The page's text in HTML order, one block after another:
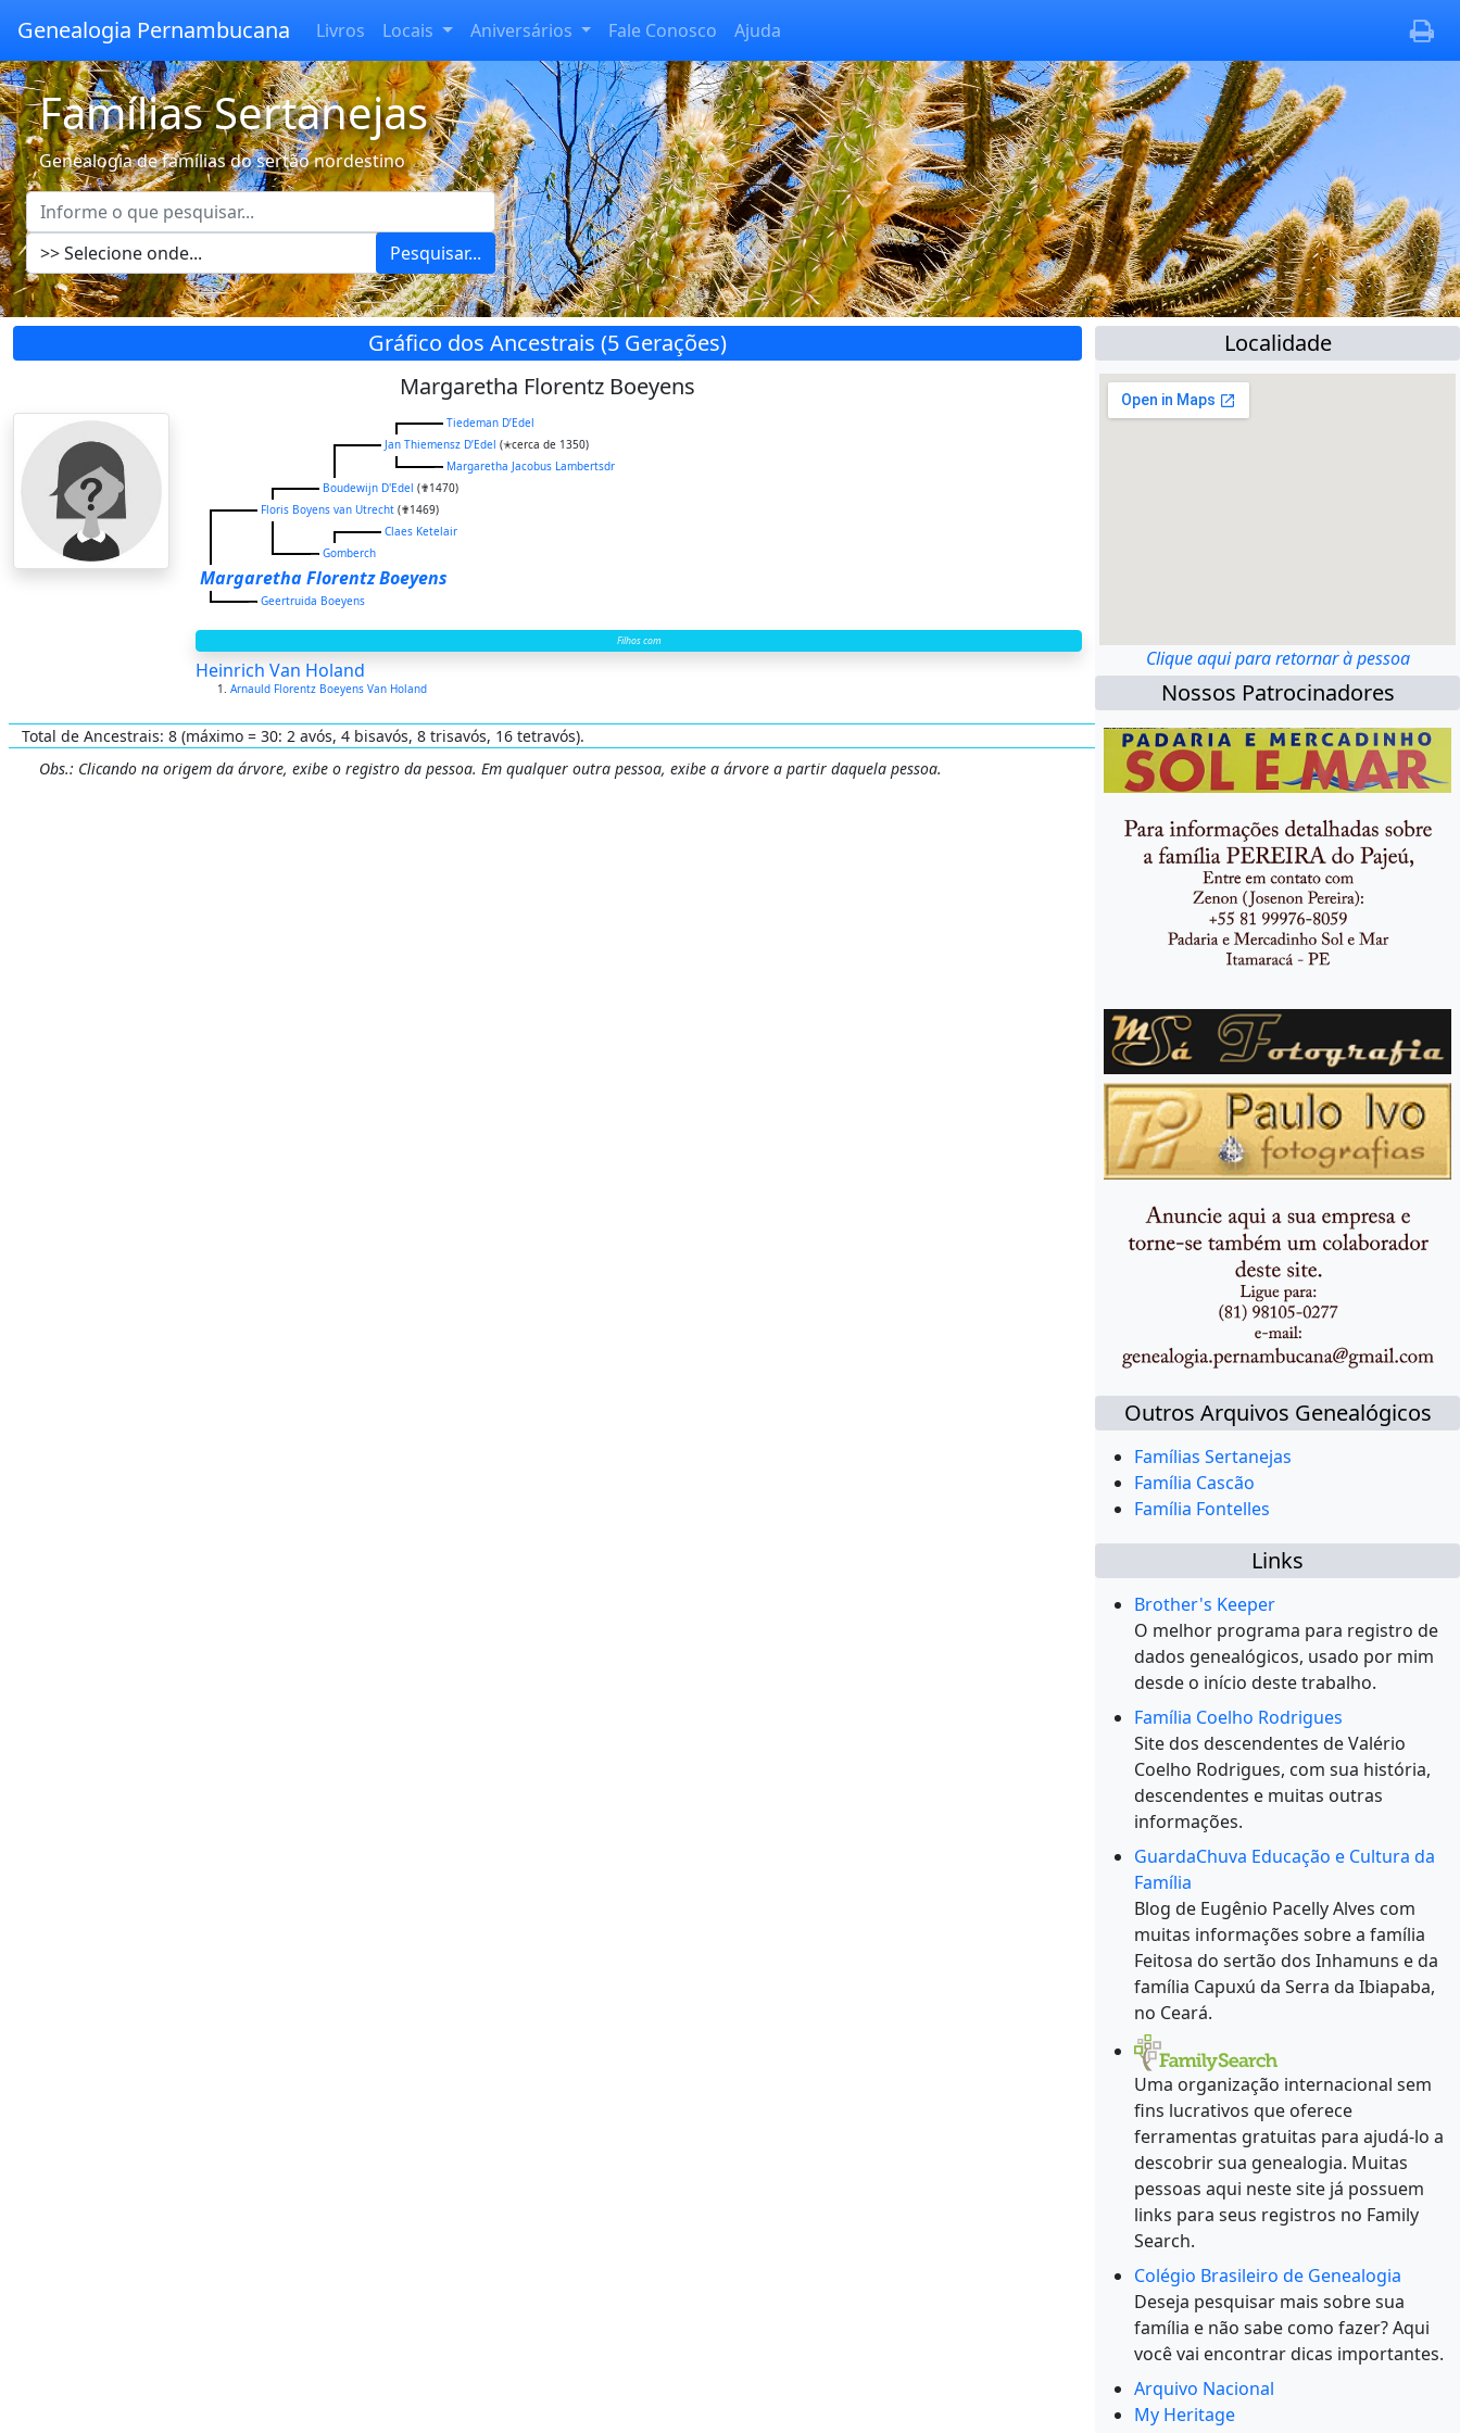
Genealogia Pernambucana Livros Locais Aniversários Fale Conosco Ajuda
Famílias Sertanejas
Genealogia de famílias do sertão nordestino
Pesquisar...
Gráfico dos Ancestrais (5 Gerações)
Margaretha Florentz Boeyens
Tiedeman D’Edel
Jan Thiemensz D’Edel (✭cerca de 1350)
Margaretha Jacobus Lambertsdr
Boudewijn D'Edel (✟1470)
Floris Boyens van Utrecht (✟1469)
Claes Ketelair
Gomberch
Margaretha Florentz Boeyens
Geertruida Boeyens
Filhos com
Heinrich Van Holand
Arnauld Florentz Boeyens Van Holand
Total de Ancestrais: 8 (máximo = 30: 2 avós, 4 bisavós, 8 trisavós, 16 tetravós).
Obs.: Clicando na origem da árvore, exibe o registro da pessoa. Em qualquer outra pessoa, exibe a árvore a partir daquela pessoa.
Localidade
Clique aqui para retornar à pessoa
Nossos Patrocinadores
Outros Arquivos Genealógicos
Famílias Sertanejas
Família Cascão
Família Fontelles
Links
Brother's Keeper
O melhor programa para registro de
dados genealógicos, usado por mim
desde o início deste trabalho.
Família Coelho Rodrigues
Site dos descendentes de Valério
Coelho Rodrigues, com sua história,
descendentes e muitas outras
informações.
GuardaChuva Educação e Cultura da
Família
Blog de Eugênio Pacelly Alves com
muitas informações sobre a família
Feitosa do sertão dos Inhamuns e da
família Capuxú da Serra da Ibiapaba,
no Ceará.
Uma organização internacional sem
fins lucrativos que oferece
ferramentas gratuitas para ajudá-lo a
descobrir sua genealogia. Muitas
pessoas aqui neste site já possuem
links para seus registros no Family
Search.
Colégio Brasileiro de Genealogia
Deseja pesquisar mais sobre sua
família e não sabe como fazer? Aqui
você vai encontrar dicas importantes.
Arquivo Nacional
My Heritage